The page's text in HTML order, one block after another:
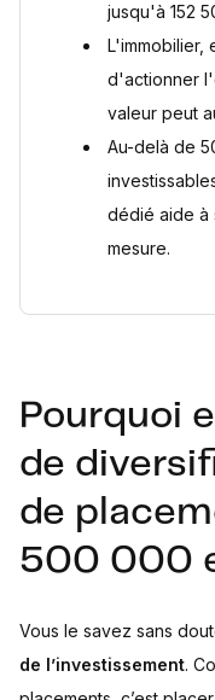
jusqu'à 152
L'immobilier,
d'actionner
valeur peut
Au-delà de
dédié aide à
mesure.
Pourquoi
de
de
500 000
Vous le savez sans
de l’investissement.